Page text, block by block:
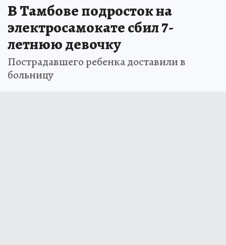
В Тамбове подросток на
электросамокате сбил 7-
летнюю девочку
Пострадавшего ребенка доставили в
больницу